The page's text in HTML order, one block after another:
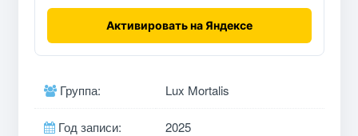
Активировать на Яндексе
Группа: Lux Mortalis
Год записи: 2025